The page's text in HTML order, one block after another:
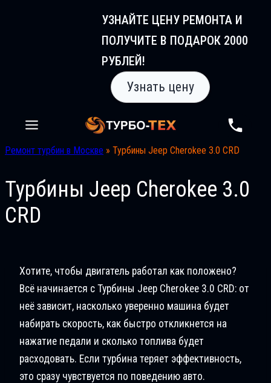
УЗНАЙТЕ ЦЕНУ РЕМОНТА И
ПОЛУЧИТЕ В ПОДАРОК 2000
РУБЛЕЙ!
Узнать цену
Ремонт турбин в Москве » Турбины Jeep Cherokee 3.0 CRD
Турбины Jeep Cherokee 3.0
CRD
Хотите, чтобы двигатель работал как положено?
Всё начинается с Турбины Jeep Cherokee 3.0 CRD: от
неё зависит, насколько уверенно машина будет
набирать скорость, как быстро откликнется на
нажатие педали и сколько топлива будет
расходовать. Если турбина теряет эффективность,
это сразу чувствуется по поведению авто.